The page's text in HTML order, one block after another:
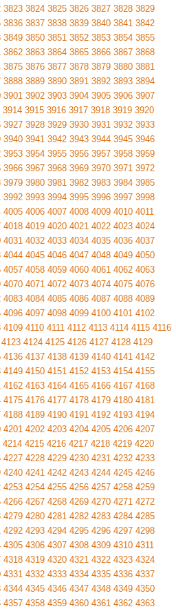
3823 3824 3825 3826 3827 3828 3829
3836 3837 3838 3839 3840 3841 3842
3849 3850 3851 3852 3853 3854 3855
3862 3863 3864 3865 3866 3867 3868
3875 3876 3877 3878 3879 3880 3881
3888 3889 3890 3891 3892 3893 3894
3901 3902 3903 3904 3905 3906 3907
3914 3915 3916 3917 3918 3919 3920
3927 3928 3929 3930 3931 3932 3933
3940 3941 3942 3943 3944 3945 3946
3953 3954 3955 3956 3957 3958 3959
3966 3967 3968 3969 3970 3971 3972
3979 3980 3981 3982 3983 3984 3985
3992 3993 3994 3995 3996 3997 3998
4005 4006 4007 4008 4009 4010 4011
4018 4019 4020 4021 4022 4023 4024
4031 4032 4033 4034 4035 4036 4037
4044 4045 4046 4047 4048 4049 4050
4057 4058 4059 4060 4061 4062 4063
4070 4071 4072 4073 4074 4075 4076
4083 4084 4085 4086 4087 4088 4089
4096 4097 4098 4099 4100 4101 4102
4109 4110 4111 4112 4113 4114 4115 4116
4123 4124 4125 4126 4127 4128 4129
4136 4137 4138 4139 4140 4141 4142
4149 4150 4151 4152 4153 4154 4155
4162 4163 4164 4165 4166 4167 4168
4175 4176 4177 4178 4179 4180 4181
4188 4189 4190 4191 4192 4193 4194
4201 4202 4203 4204 4205 4206 4207
4214 4215 4216 4217 4218 4219 4220
4227 4228 4229 4230 4231 4232 4233
4240 4241 4242 4243 4244 4245 4246
4253 4254 4255 4256 4257 4258 4259
4266 4267 4268 4269 4270 4271 4272
4279 4280 4281 4282 4283 4284 4285
4292 4293 4294 4295 4296 4297 4298
4305 4306 4307 4308 4309 4310 4311
4318 4319 4320 4321 4322 4323 4324
4331 4332 4333 4334 4335 4336 4337
4344 4345 4346 4347 4348 4349 4350
4357 4358 4359 4360 4361 4362 4363